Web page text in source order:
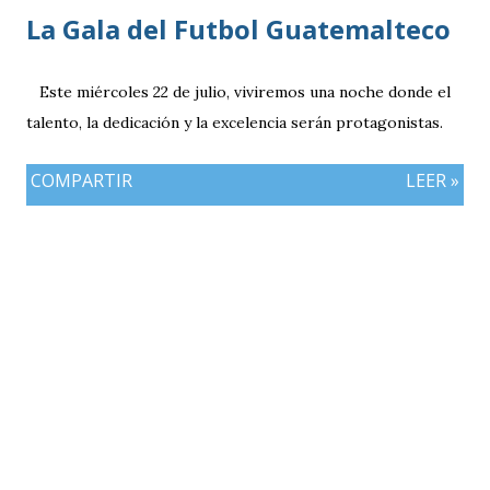
La Gala del Futbol Guatemalteco
Este miércoles 22 de julio, viviremos una noche donde el
talento, la dedicación y la excelencia serán protagonistas.
COMPARTIR LEER »